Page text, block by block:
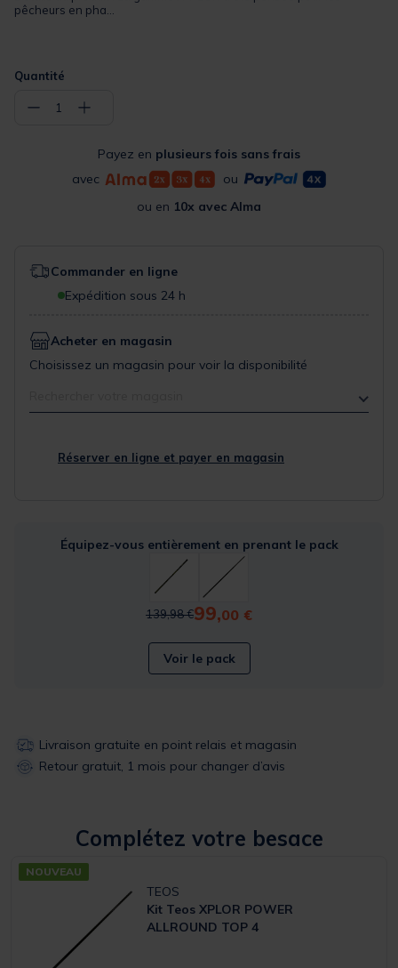
pêcheurs en pha...
Quantité
− 1 +
Payez en plusieurs fois sans frais
avec
ou
ou en 10x avec Alma
Commander en ligne
Expédition sous 24 h
Acheter en magasin
Choisissez un magasin pour voir la disponibilité
Réserver en ligne et payer en magasin
Équipez-vous entièrement en prenant le pack
Price reduced from
139,98 €to
99,00 €
Voir le pack
Livraison gratuite en point relais et magasin
Retour gratuit, 1 mois pour changer d’avis
Complétez votre besace
NOUVEAU
TEOS
Kit Teos XPLOR POWER
ALLROUND TOP 4